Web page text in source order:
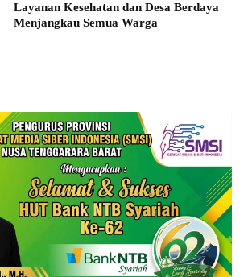
Layanan Kesehatan dan Desa Berdaya
Menjangkau Semua Warga